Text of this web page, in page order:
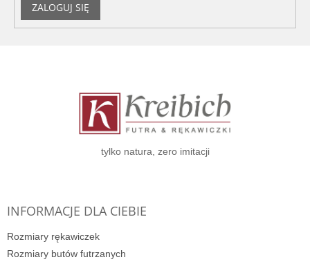
ZALOGUJ SIĘ
tylko natura, zero imitacji
INFORMACJE DLA CIEBIE
Rozmiary rękawiczek
Rozmiary butów futrzanych